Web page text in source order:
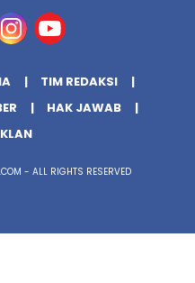
TIM REDAKSI
HAK JAWAB
- ALL RIGHTS RESERVED